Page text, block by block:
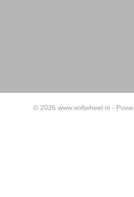
© 2026 www.voltwheel.nl -